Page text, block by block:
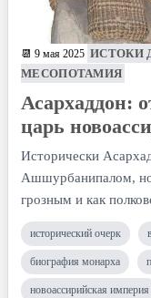
📆 9 мая 2025 ИСТОКИ
МЕСОПОТАМИЯ
Асархаддон:
царь
Исторически
Ашшурбанипалом, но
грозным и как
исторический очерк
биография монарха
новоассирийская империя